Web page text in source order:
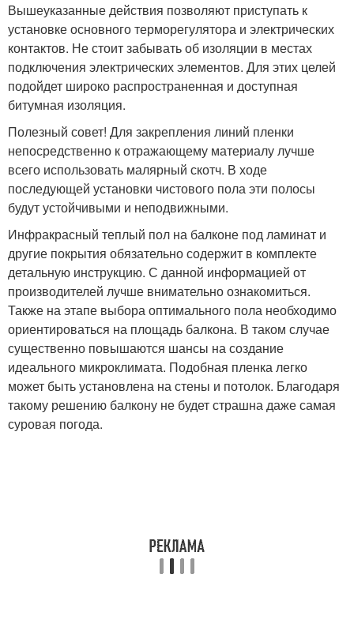
Вышеуказанные действия позволяют приступать к
установке основного терморегулятора и электрических
контактов. Не стоит забывать об изоляции в местах
подключения электрических элементов. Для этих целей
подойдет широко распространенная и доступная
битумная изоляция.
Полезный совет! Для закрепления линий пленки
непосредственно к отражающему материалу лучше
всего использовать малярный скотч. В ходе
последующей установки чистового пола эти полосы
будут устойчивыми и неподвижными.
Инфракрасный теплый пол на балконе под ламинат и
другие покрытия обязательно содержит в комплекте
детальную инструкцию. С данной информацией от
производителей лучше внимательно ознакомиться.
Также на этапе выбора оптимального пола необходимо
ориентироваться на площадь балкона. В таком случае
существенно повышаются шансы на создание
идеального микроклимата. Подобная пленка легко
может быть установлена на стены и потолок. Благодаря
такому решению балкону не будет страшна даже самая
суровая погода.